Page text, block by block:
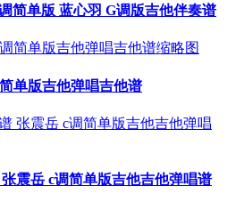
简单版 蓝心羽 G调版吉他伴奏谱
单版吉他弹唱吉他谱
震岳 c调简单版吉他吉他弹唱谱